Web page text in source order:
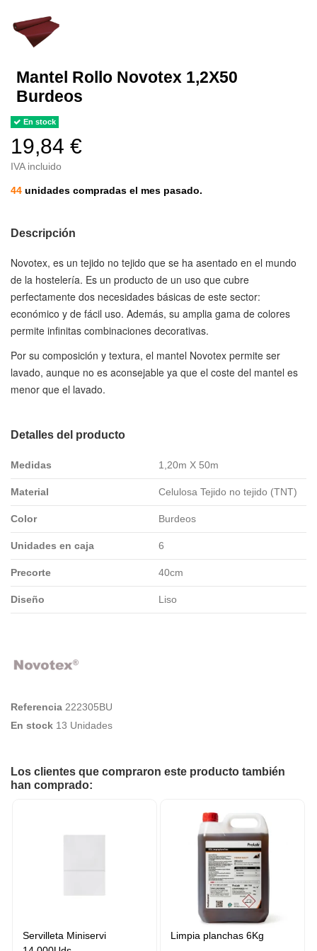
Mantel Rollo Novotex 1,2X50
Burdeos
En stock
19,84 €
IVA incluido
44 unidades compradas el mes pasado.
Descripción
Novotex, es un tejido no tejido que se ha asentado en el mundo
de la hostelería. Es un producto de un uso que cubre
perfectamente dos necesidades básicas de este sector:
económico y de fácil uso. Además, su amplia gama de colores
permite infinitas combinaciones decorativas.
Por su composición y textura, el mantel Novotex permite ser
lavado, aunque no es aconsejable ya que el coste del mantel es
menor que el lavado.
Detalles del producto
Medidas 1,20m X 50m
Material Celulosa Tejido no tejido (TNT)
Color Burdeos
Unidades en caja 6
Precorte 40cm
Diseño Liso
Referencia 222305BU
En stock 13 Unidades
Los clientes que compraron este producto también
han comprado:
Servilleta Miniservi
Limpia planchas 6Kg